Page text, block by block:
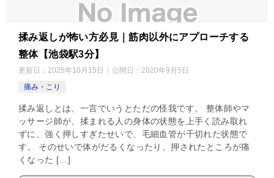
揉み返しが怖い方必見｜筋肉以外にアプローチする
整体【池袋駅3分】
更新日： 2025年10月15日 公開日： 2020年9月5日
痛み・こり
揉み返しとは、一言でいうとただの怪我です。 整体師やマ
ッサージ師が、揉まれる人の身体の状態を上手く読み取れ
ずに、強く押しすぎたせいで、毛細血管が千切れた状態で
す。 そのせいで体がだるくなったり、押されたところが痛
くなった […]